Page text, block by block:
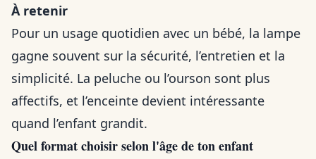
À retenir
Pour un usage quotidien avec un bébé, la lampe
gagne souvent sur la sécurité, l’entretien et la
simplicité. La peluche ou l’ourson sont plus
affectifs, et l’enceinte devient intéressante
quand l’enfant grandit.
Quel format choisir selon l'âge de ton enfant